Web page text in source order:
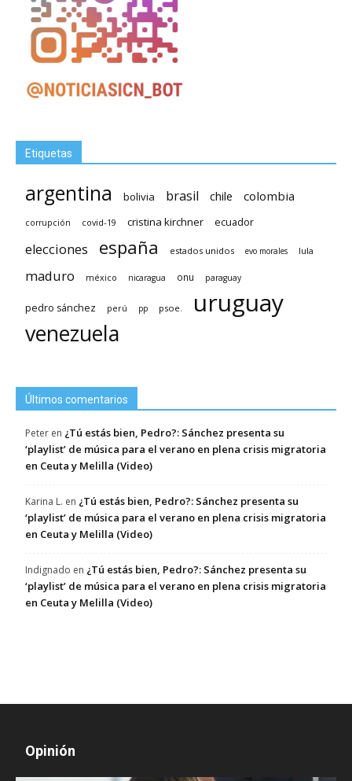
Etiquetas
argentina bolivia brasil chile colombia
corrupción covid-19 cristina kirchner ecuador
elecciones españa estados unidos evo morales lula
maduro méxico nicaragua onu paraguay
pedro sánchez perú pp psoe. uruguay
venezuela
Últimos comentarios
Peter en ¿Tú estás bien, Pedro?: Sánchez presenta su
‘playlist’ de música para el verano en plena crisis migratoria
en Ceuta y Melilla (Video)
Karina L. en ¿Tú estás bien, Pedro?: Sánchez presenta su
‘playlist’ de música para el verano en plena crisis migratoria
en Ceuta y Melilla (Video)
Indignado en ¿Tú estás bien, Pedro?: Sánchez presenta su
‘playlist’ de música para el verano en plena crisis migratoria
en Ceuta y Melilla (Video)
Opinión